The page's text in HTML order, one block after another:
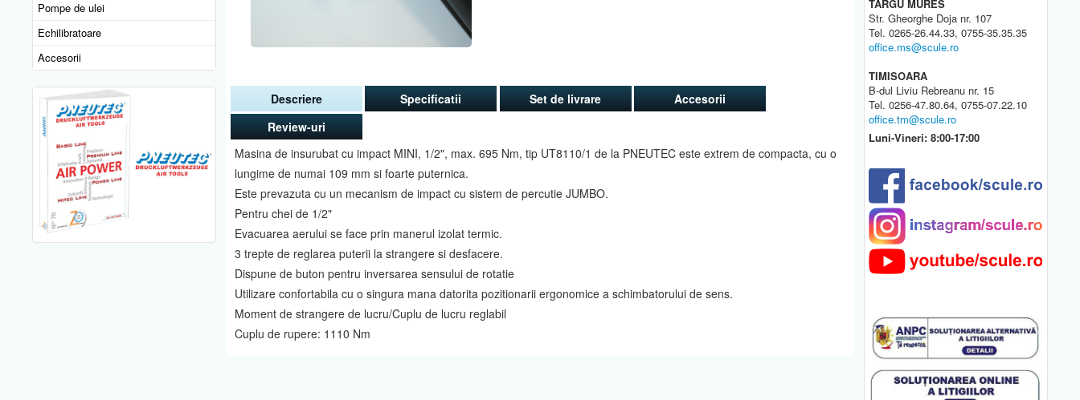
Pompe de ulei
Echilibratoare
Accesorii
Descriere
Masina de insurubat cu impact MINI, 1/2", max. 695 Nm, tip UT8110/1 de la PNEUTEC este extrem de compacta, cu o
lungime de numai 109 mm si foarte puternica.
Este prevazuta cu un mecanism de impact cu sistem de percutie JUMBO.
Pentru chei de 1/2"
Evacuarea aerului se face prin manerul izolat termic.
3 trepte de reglarea puterii la strangere si desfacere.
Dispune de buton pentru inversarea sensului de rotatie
Utilizare confortabila cu o singura mana datorita pozitionarii ergonomice a schimbatorului de sens.
Moment de strangere de lucru/Cuplu de lucru reglabil
Cuplu de rupere: 1110 Nm
Specificatii Set de livrare
Accesorii
Review-uri
TARGU MURES
Str. Gheorghe Doja nr. 107
Tel. 0265-26.44.33, 0755-35.35.35
office.ms@scule.ro
TIMISOARA
B-dul Liviu Rebreanu nr. 15
Tel. 0256-47.80.64, 0755-07.22.10
office.tm@scule.ro
Luni-Vineri: 8:00-17:00